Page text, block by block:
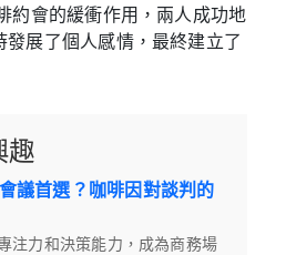
約會的緩衝作用，兩人成功地
展了個人感情，最終建立了
趣
議首選？咖啡因對談判的
注力和決策能力，成為商務場